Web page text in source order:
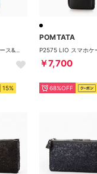
15%
POMTATA
￥7,700
68%OFF